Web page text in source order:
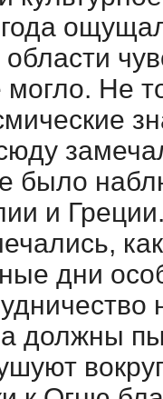
года
Не
было
и
дни
должны